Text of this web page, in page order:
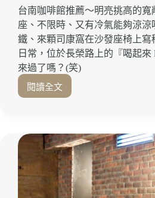
起
來！
成
大
美
食
｜
台
區
｜
長
台南咖啡館推薦～明亮挑高的寬
座、不限時、又有冷氣能夠涼涼
鐵、來顆司康窩在沙發座椅上寫
日常，位於長榮路上的『喝起來
來過了嗎？(笑)
閱讀全文
有
限
感